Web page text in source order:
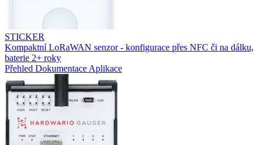
STICKER
Kompaktní LoRaWAN senzor - konfigurace přes NFC či na dálku,
baterie 2+ roky
Přehled Dokumentace Aplikace